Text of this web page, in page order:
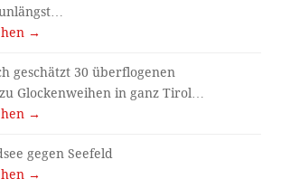
→
geschätzt 30 überflogenen
Glockenweihen in ganz Tirol…
→
gegen Seefeld
→